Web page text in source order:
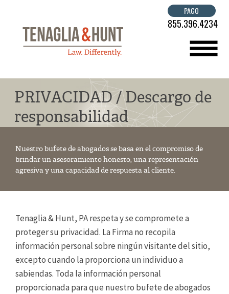
PAGO
855.396.4234
menú
PRIVACIDAD / Descargo de
responsabilidad
Nuestro bufete de abogados se basa en el compromiso de
brindar un asesoramiento honesto, una representación
agresiva y una capacidad de respuesta al cliente.
Tenaglia & Hunt, PA respeta y se compromete a
proteger su privacidad. La Firma no recopila
información personal sobre ningún visitante del sitio,
excepto cuando la proporciona un individuo a
sabiendas. Toda la información personal
proporcionada para que nuestro bufete de abogados